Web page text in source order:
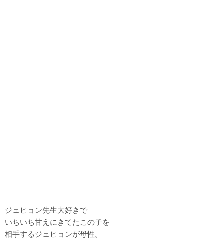
ジェヒョン先生大好きで
いちいち甘えにきてたこの子を
相手するジェヒョンが母性。